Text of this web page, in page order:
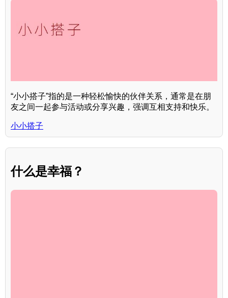
“小小搭子”指的是一种轻松愉快的伙伴关系，通常是在朋
友之间一起参与活动或分享兴趣，强调互相支持和快乐。
小小搭子
什么是幸福？